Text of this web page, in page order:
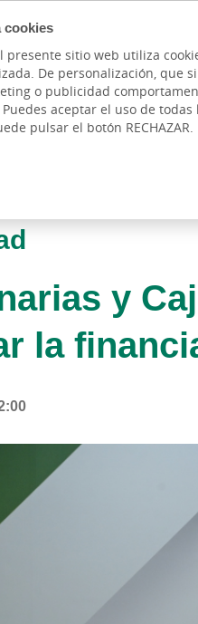
cookies
presente sitio web utiliza
De personalización, que
o publicidad
aceptar el uso de todas
pulsar el botón
BANCA
y
la